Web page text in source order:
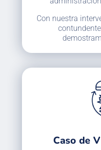
Con nuestra
Caso de